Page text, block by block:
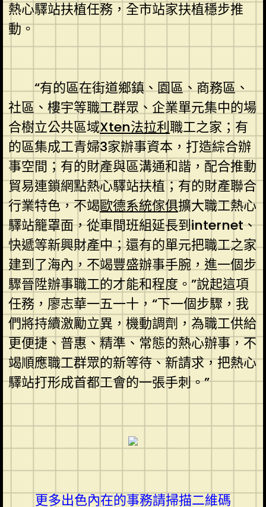
熱心驛站扶植任務，全市站家扶植穩步推
動。
“有的區在街道鄉鎮、園區、商務區、
社區、樓宇等職工群眾、企業單元集中的場
合樹立公共區域Xten法拉利職工之家；有
的區集成工青婦3家辦事資本，打造綜合辦
事空間；有的財產與區溝通和諧，配合推動
貿易連鎖網點熱心驛站扶植；有的財產聯合
行業特色，不竭歐德系統傢俱擴大職工熱心
驛站籠罩面，從車間班組延長到internet、
快遞等新興財產中；還有的單元把職工之家
建到了海內，不竭豐盛辦事手腕，進一個步
驟晉陞辦事職工的才能和程度。”說起這項
任務，廖志華一五一十，“下一個步驟，我
們將持續激勵立異，機動調劑，為職工供給
更便捷、普惠、精準、常態的熱心辦事，不
竭順應職工群眾的新等待、新請求，把熱心
驛站打形成首都工會的一張手刺。”
更多出色內在的事務請掃描二維碼